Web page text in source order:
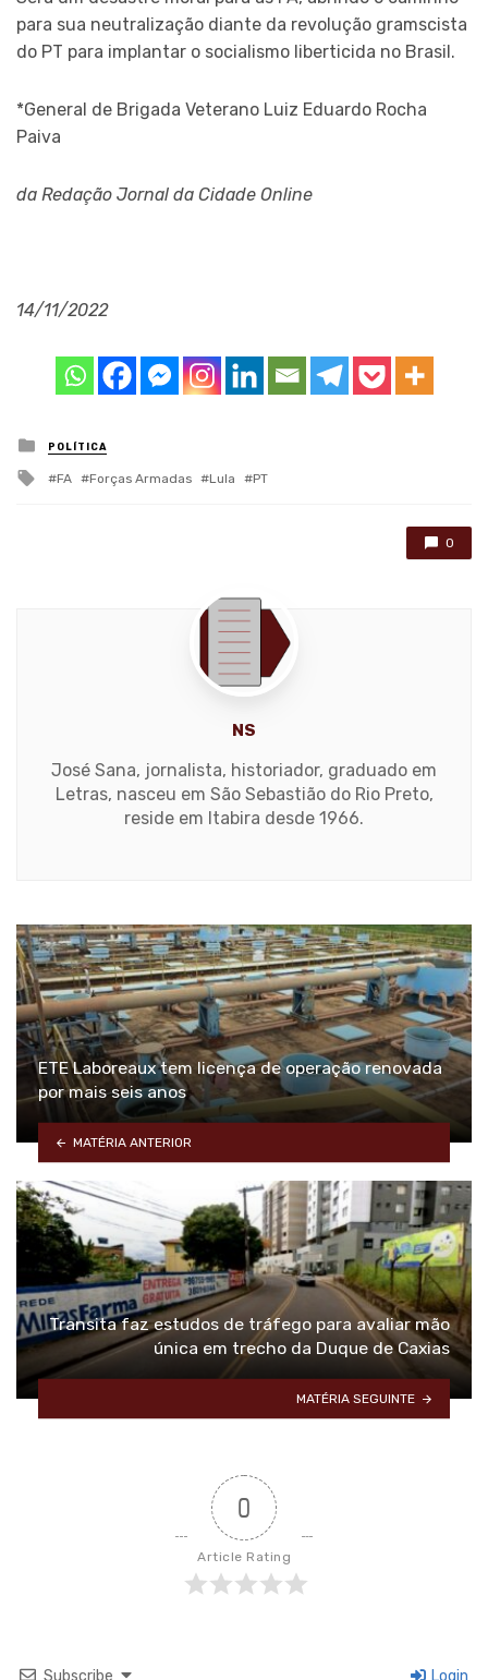
para sua neutralização diante da revolução gramscista
do PT para implantar o socialismo liberticida no Brasil.
*General de Brigada Veterano Luiz Eduardo Rocha
Paiva
da Redação Jornal da Cidade Online
14/11/2022
Posted
in
POLÍTICA
Tagged
FA Forças Armadas Lula PT
0
NS
José Sana, jornalista, historiador, graduado em
Letras, nasceu em São Sebastião do Rio Preto,
reside em Itabira desde 1966.
ETE Laboreaux tem licença de operação renovada
por mais seis anos
MATÉRIA ANTERIOR
Transita faz estudos de tráfego para avaliar mão
única em trecho da Duque de Caxias
MATÉRIA SEGUINTE
0
Article Rating
Subscribe Login